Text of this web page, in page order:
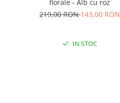
florale - Alb cu roz
219,00 RON143,00 RON
IN STOC